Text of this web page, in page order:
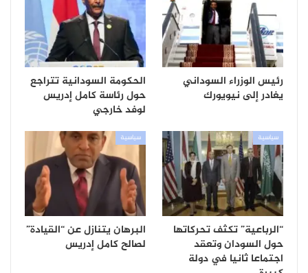
رئيس الوزراء السوداني
يغادر إلى نيويورك
الحكومة السودانية تتراجع
حول رئاسة كامل إدريس
لوفد خارجي
سياسية
“الرباعية” تكثف تحركاتها
حول السودان وتعقد
اجتماعا ثانيا في دولة
سياسية
البرهان يتنازل عن “القيادة”
لصالح كامل إدريس